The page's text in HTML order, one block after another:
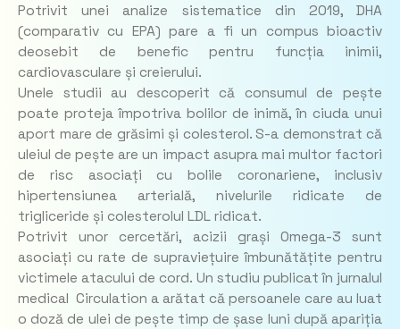
Potrivit unei analize sistematice din 2019, DHA
(comparativ cu EPA) pare a fi un compus bioactiv
deosebit de benefic pentru funcția inimii,
cardiovasculare și creierului.
Unele studii au descoperit că consumul de pește
poate proteja împotriva bolilor de inimă, în ciuda unui
aport mare de grăsimi și colesterol. S-a demonstrat că
uleiul de pește are un impact asupra mai multor factori
de risc asociați cu bolile coronariene, inclusiv
hipertensiunea arterială, nivelurile ridicate de
trigliceride și colesterolul LDL ridicat.
Potrivit unor cercetări, acizii grași Omega-3 sunt
asociați cu rate de supraviețuire îmbunătățite pentru
victimele atacului de cord. Un studiu publicat în jurnalul
medical Circulation a arătat că persoanele care au luat
o doză de ulei de pește timp de șase luni după apariția